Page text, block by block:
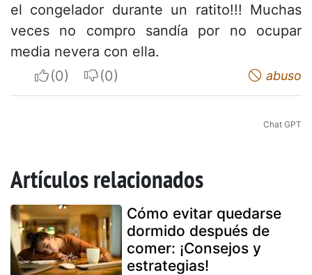
el congelador durante un ratito!!! Muchas
veces no compro sandía por no ocupar
media nevera con ella.
I apreciateI do not appreciate abuso
Chat GPT
Artículos relacionados
Cómo evitar quedarse
dormido después de
comer: ¡Consejos y
estrategias!